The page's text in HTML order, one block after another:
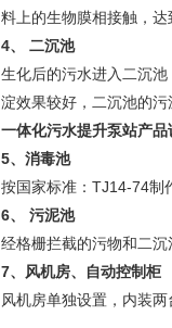
料上的生物膜相接触，
4、 二沉池
生化后的污水进入二沉
淀效果较好，二沉池的
一体化污水提升泵站产品
5、消毒池
按国家标准：TJ14-74制
6、 污泥池
经格栅拦截的污物和二
7、风机房、自动控制柜
风机房单独设置，内装